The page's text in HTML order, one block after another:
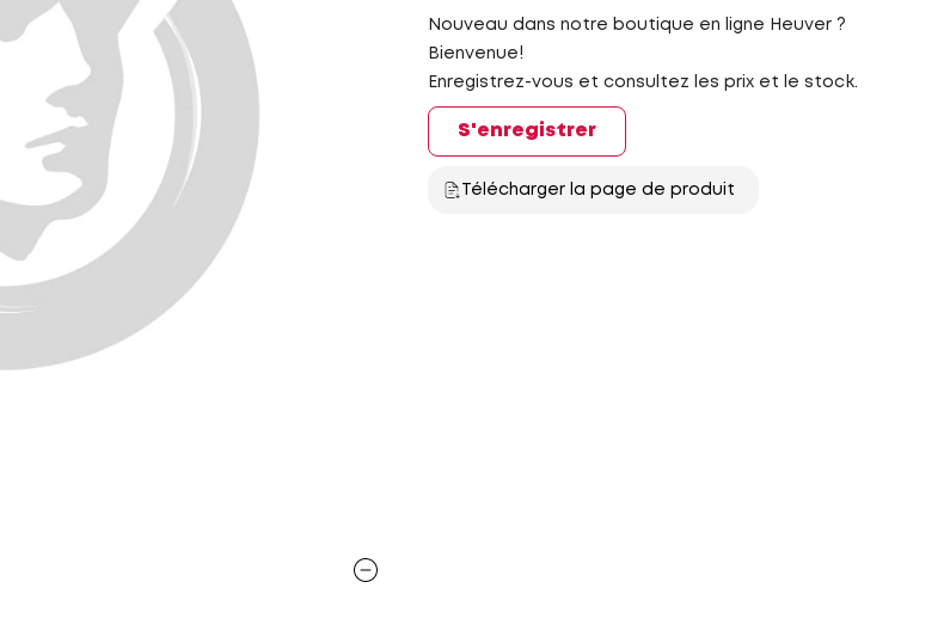
Nouveau dans notre boutique en ligne Heuver ?
Bienvenue!
Enregistrez-vous et consultez les prix et le stock.
S'enregistrer
Télécharger la page de produit